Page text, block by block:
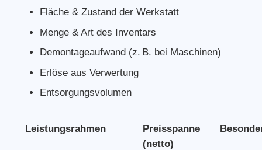
Fläche & Zustand der Werkstatt
Menge & Art des Inventars
Demontageaufwand (z. B. bei Maschinen)
Erlöse aus Verwertung
Entsorgungsvolumen
Leistungsrahmen
Preisspanne
(netto)